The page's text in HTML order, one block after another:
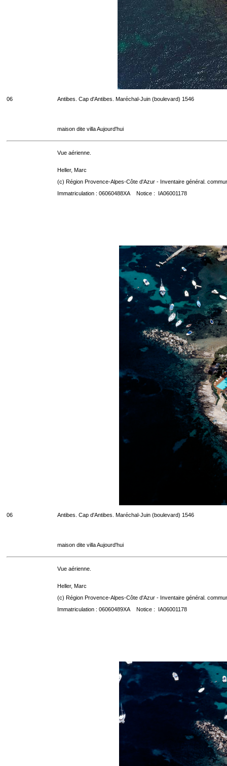
06 Antibes. Cap d'Antibes. Maréchal-Juin (boulevard) 1546
maison dite villa Aujourd'hui
Vue aérienne.
Heller, Marc
(c) Région Provence-Alpes-Côte d'Azur - Inventaire général.
Immatriculation : 06060488XA Notice : IA06001178
06 Antibes. Cap d'Antibes. Maréchal-Juin (boulevard) 1546
maison dite villa Aujourd'hui
Vue aérienne.
Heller, Marc
(c) Région Provence-Alpes-Côte d'Azur - Inventaire général.
Immatriculation : 06060489XA Notice : IA06001178